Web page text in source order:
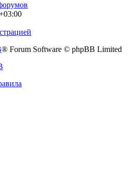
® Forum Software © phpBB Limited